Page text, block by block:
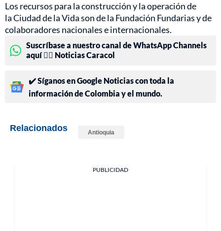
Los recursos para la construcción y la operación de
la Ciudad de la Vida son de la Fundación Fundarias y de
colaboradores nacionales e internacionales.
Suscríbase a nuestro canal de WhatsApp Channels
aquí 👉🏻 Noticias Caracol
✔️ Síganos en Google Noticias con toda la
información de Colombia y el mundo.
Relacionados Antioquia
PUBLICIDAD